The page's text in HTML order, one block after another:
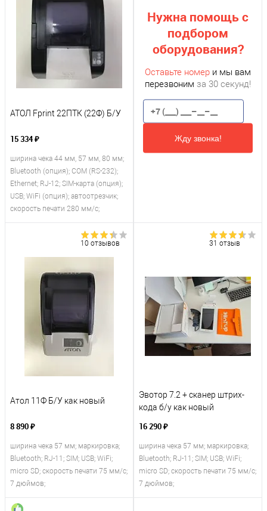
АТОЛ Fprint 22ПТК (22Ф) Б/У
15 334 ₽
ширина чека 44 мм, 57 мм, 80 мм;
Bluetooth (опция); COM (RS-232);
Ethernet; RJ-12; SIM-карта (опция);
USB; WiFi (опция); автоотрезчик;
скорость печати 280 мм/с;
Нужна помощь с
подбором
оборудования?
Оставьте номер и мы вам
перезвоним за 30 секунд!
Жду звонка!
10 отзывов
Атол 11Ф Б/У как новый
8 890 ₽
ширина чека 57 мм; маркировка;
Bluetooth; RJ-11; SIM; USB; WiFi;
micro SD; скорость печати 75 мм/с;
7 дюймов;
31 отзыв
Эвотор 7.2 + сканер штрих-
кода б/у как новый
16 290 ₽
ширина чека 57 мм; маркировка;
Bluetooth; RJ-11; SIM; USB; WiFi;
micro SD; скорость печати 75 мм/с;
7 дюймов;